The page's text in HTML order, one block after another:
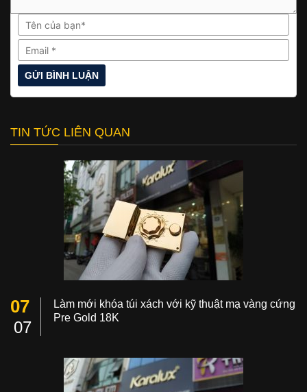
TIN TỨC LIÊN QUAN
07
07
Làm mới khóa túi xách với kỹ thuật mạ vàng cứng
Pre Gold 18K